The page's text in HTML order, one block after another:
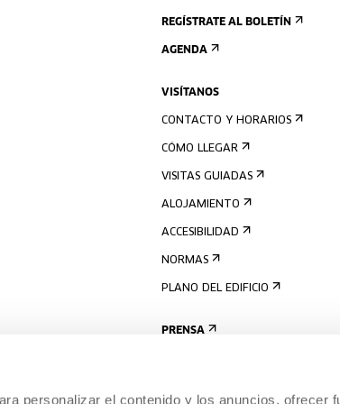
personalizar el contenido y los anuncios, ofrecer
REGÍSTRATE AL BOLETÍN
AGENDA
VISÍTANOS
CONTACTO Y HORARIOS
CÓMO LLEGAR
VISITAS GUIADAS
ALOJAMIENTO
ACCESIBILIDAD
NORMAS
PLANO DEL EDIFICIO
PRENSA